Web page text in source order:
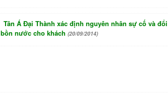
Tân Á Đại Thành xác định nguyên nhân sự cố và đổi
bồn nước cho khách (20/09/2014)